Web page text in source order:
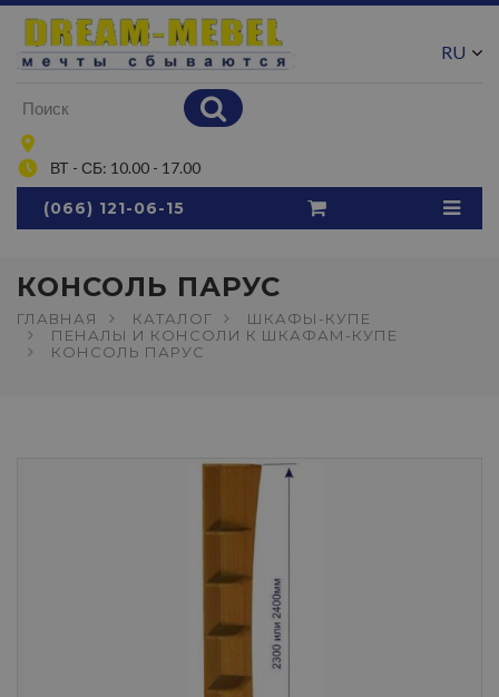
ВТ - СБ: 10.00 - 17.00
RU
(066) 121-06-15
КОНСОЛЬ ПАРУС
ГЛАВНАЯ КАТАЛОГ
ШКАФЫ-КУПЕ
ПЕНАЛЫ И КОНСОЛИ К ШКАФАМ-КУПЕ
КОНСОЛЬ ПАРУС